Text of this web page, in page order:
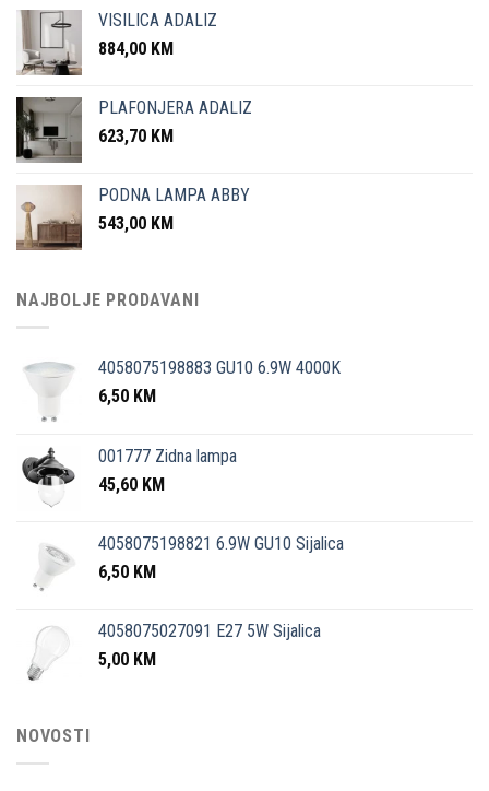
VISILICA ADALIZ
884,00 KM
PLAFONJERA ADALIZ
623,70 KM
PODNA LAMPA ABBY
543,00 KM
NAJBOLJE PRODAVANI
4058075198883 GU10 6.9W 4000K
6,50 KM
001777 Zidna lampa
45,60 KM
4058075198821 6.9W GU10 Sijalica
6,50 KM
4058075027091 E27 5W Sijalica
5,00 KM
NOVOSTI